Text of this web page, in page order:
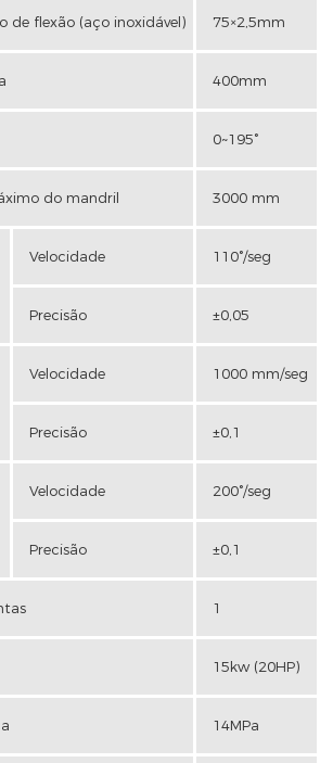
de flexão (aço inoxidável) 75×2,5mm
400mm
0~195°
do mandril 3000 mm
Velocidade 110°/seg
Precisão ±0,05
Velocidade 1000 mm/seg
Precisão ±0,1
Velocidade 200°/seg
Precisão ±0,1
1
15kw (20HP)
14MPa